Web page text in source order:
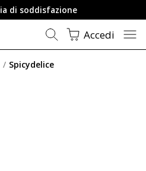
di soddisfazione
Accedi
Spicydelice